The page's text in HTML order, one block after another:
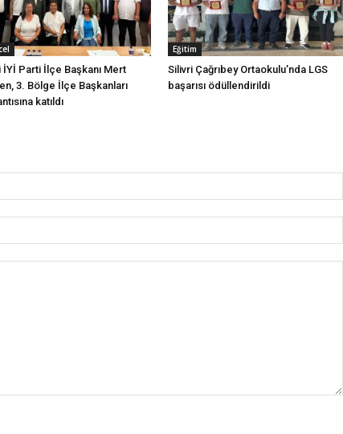
İYİ Parti İlçe Başkanı Mert
3. Bölge İlçe Başkanları
katıldı
Eğitim
Silivri Çağrıbey Ortaokulu’nda LGS
başarısı ödüllendirildi